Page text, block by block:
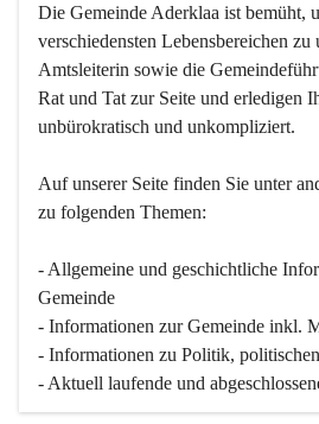
Die Gemeinde Aderklaa ist bemüht,
verschiedensten Lebensbereichen zu
Amtsleiterin sowie die
Rat und Tat zur Seite und erledigen
unbürokratisch und unkompliziert.
Auf unserer Seite finden Sie un­ter
zu folgenden Themen:
- Allgemeine und geschichtliche
Gemeinde
- Informationen zur Gemeinde inkl.
- Informationen zu Politik,
- Aktuell laufende und